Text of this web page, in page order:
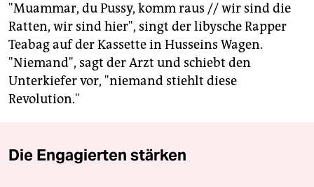
"Muammar, du Pussy, komm raus // wir sind die
Ratten, wir sind hier", singt der libysche Rapper
Teabag auf der Kassette in Husseins Wagen.
"Niemand", sagt der Arzt und schiebt den
Unterkiefer vor, "niemand stiehlt diese
Revolution."
Die Engagierten stärken